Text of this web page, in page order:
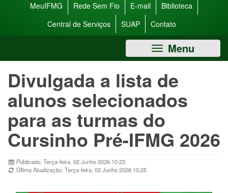
s
r
MeuIFMG Rede Sem Fio E-mail
Biblioteca
Central de Serviços
SUAP Contato
Menu
Divulgada a lista de
alunos selecionados
para as turmas do
Cursinho Pré-IFMG 2026
Publicado: Terça-feira, 02 Junho 2026 10:23
Última Atualização: Terça-feira, 02 Junho 2026 10:25